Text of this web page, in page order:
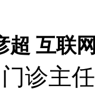
超 互联
诊主